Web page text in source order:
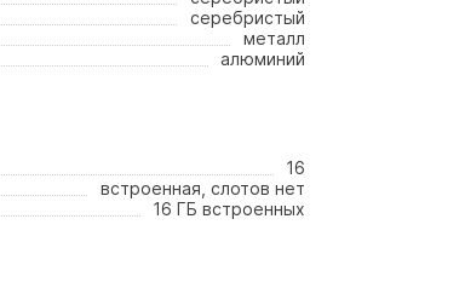
серебристый
металл
алюминий
16
встроенная, слотов нет
16 ГБ встроенных